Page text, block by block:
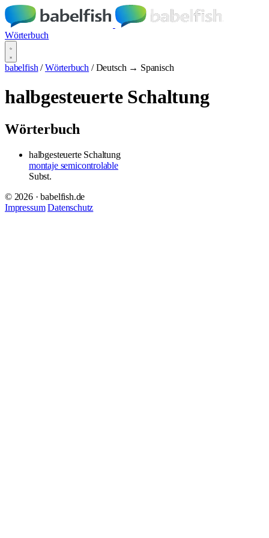
Wörterbuch
babelfish / Wörterbuch / Deutsch → Spanisch
halbgesteuerte Schaltung
Wörterbuch
halbgesteuerte Schaltung
montaje semicontrolable
Subst.
© 2026 · babelfish.de
Impressum Datenschutz